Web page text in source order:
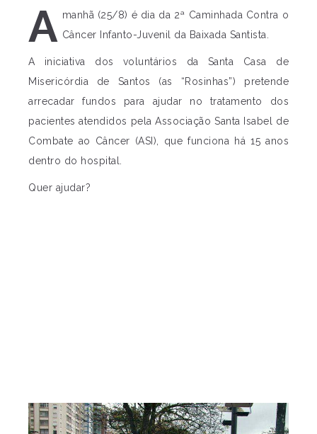
A manhã (25/8) é dia da 2ª Caminhada Contra o
Câncer Infanto-Juvenil da Baixada Santista.
A iniciativa dos voluntários da Santa Casa de
Misericórdia de Santos (as “Rosinhas”) pretende
arrecadar fundos para ajudar no tratamento dos
pacientes atendidos pela Associação Santa Isabel de
Combate ao Câncer (ASI), que funciona há 15 anos
dentro do hospital.
Quer ajudar?